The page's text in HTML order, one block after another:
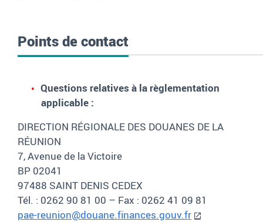
Points de contact
Questions relatives à la règlementation
applicable :
DIRECTION RÉGIONALE DES DOUANES DE LA
RÉUNION
7, Avenue de la Victoire
BP 02041
97488 SAINT DENIS CEDEX
Tél. : 0262 90 81 00 – Fax : 0262 41 09 81
pae-reunion@douane.finances.gouv.fr